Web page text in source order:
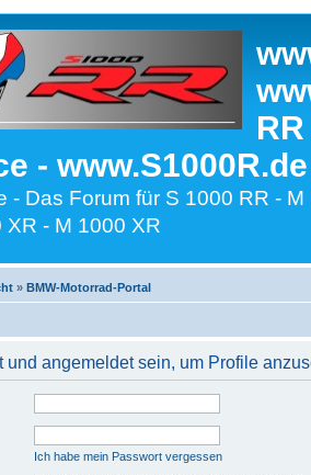
-
- Das Forum für S 1000 RR -
- M 1000 XR
» BMW-Motorrad-Portal
und angemeldet sein, um Profile
Ich habe mein Passwort vergessen